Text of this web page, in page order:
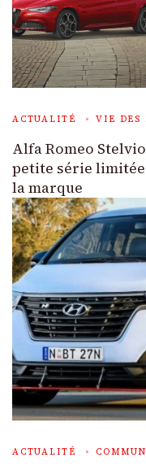
ACTUALITÉ VIE DES
Alfa Romeo
petite série limitée
la marque
ACTUALITÉ